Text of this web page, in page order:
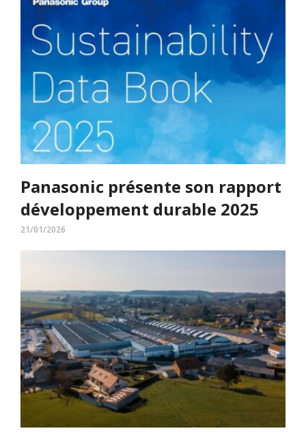
Panasonic présente son rapport
développement durable 2025
21/01/2026